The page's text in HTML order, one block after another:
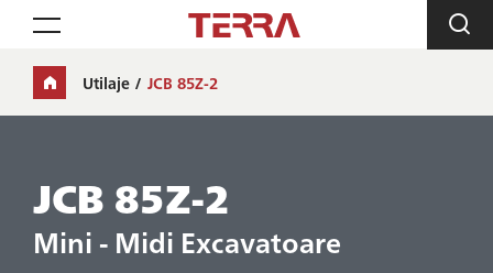
Toggle navigation
Utilaje JCB 85Z-2
JCB 85Z-2
Mini - Midi Excavatoare